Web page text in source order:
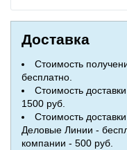
Доставка
Стоимость
бесплатно.
Стоимость
1500 руб.
Стоимость
Деловые Линии -
компании - 500 руб.